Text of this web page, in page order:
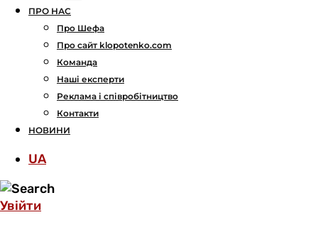
ПРО НАС
Про Шефа
Про сайт klopotenko.com
Команда
Наші експерти
Реклама і співробітництво
Контакти
НОВИНИ
UA
Увійти